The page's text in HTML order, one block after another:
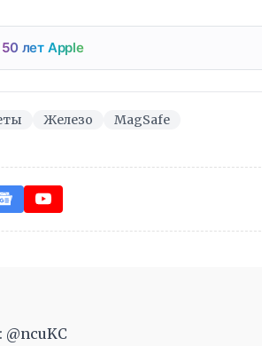
лет Apple
Железо MagSafe